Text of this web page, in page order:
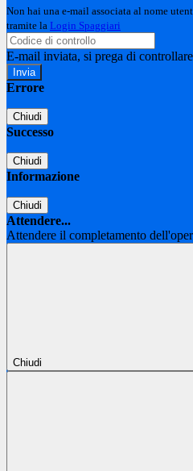
Non hai una e-mail associata al nome
tramite la Login Spaggiari
E-mail inviata, si prega di
Errore
Chiudi
Successo
Chiudi
Informazione
Chiudi
Attendere...
Attendere il completamento
Chiudi